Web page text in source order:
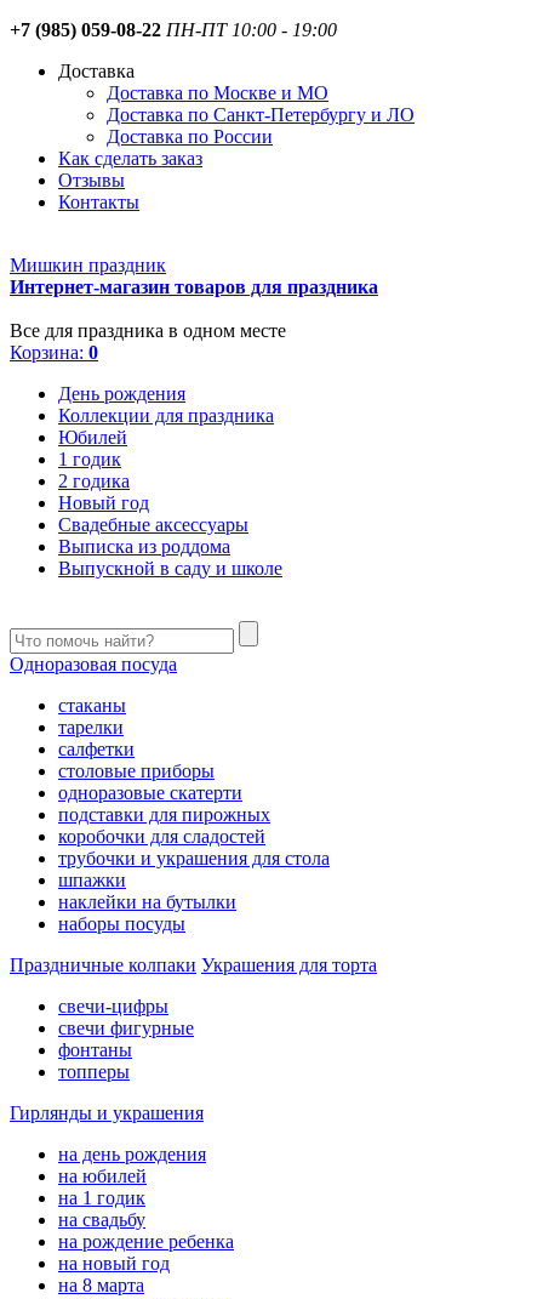
+7 (985) 059-08-22 ПН-ПТ 10:00 - 19:00
Доставка
Доставка по Москве и МО
Доставка по Санкт-Петербургу и ЛО
Доставка по России
Как сделать заказ
Отзывы
Контакты
Мишкин праздник
Интернет-магазин товаров для праздника
Все для праздника в одном месте
Корзина: 0
День рождения
Коллекции для праздника
Юбилей
1 годик
2 годика
Новый год
Свадебные аксессуары
Выписка из роддома
Выпускной в саду и школе
Одноразовая посуда
стаканы
тарелки
салфетки
столовые приборы
одноразовые скатерти
подставки для пирожных
коробочки для сладостей
трубочки и украшения для стола
шпажки
наклейки на бутылки
наборы посуды
Праздничные колпаки Украшения для торта
свечи-цифры
свечи фигурные
фонтаны
топперы
Гирлянды и украшения
на день рождения
на юбилей
на 1 годик
на свадьбу
на рождение ребенка
на новый год
на 8 марта